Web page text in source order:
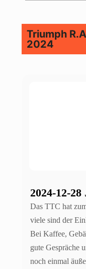
Triumph
2024
2024-12-
Das TTC hat
viele sind der
Bei Kaffee,
gute Gespräche
noch einmal